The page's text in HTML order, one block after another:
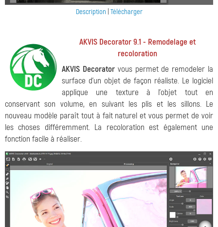
Description Télécharger
AKVIS Decorator 9.1 - Remodelage et
recoloration
AKVIS Decoratorvous permet de remodeler la
surface d'un objet de façon réaliste. Le logiciel
applique une texture à l'objet tout en
conservant son volume, en suivant les plis et les sillons. Le
nouveau modèle paraît tout à fait naturel et vous permet de voir
les choses différemment. La recoloration est également une
fonction facile à réaliser.